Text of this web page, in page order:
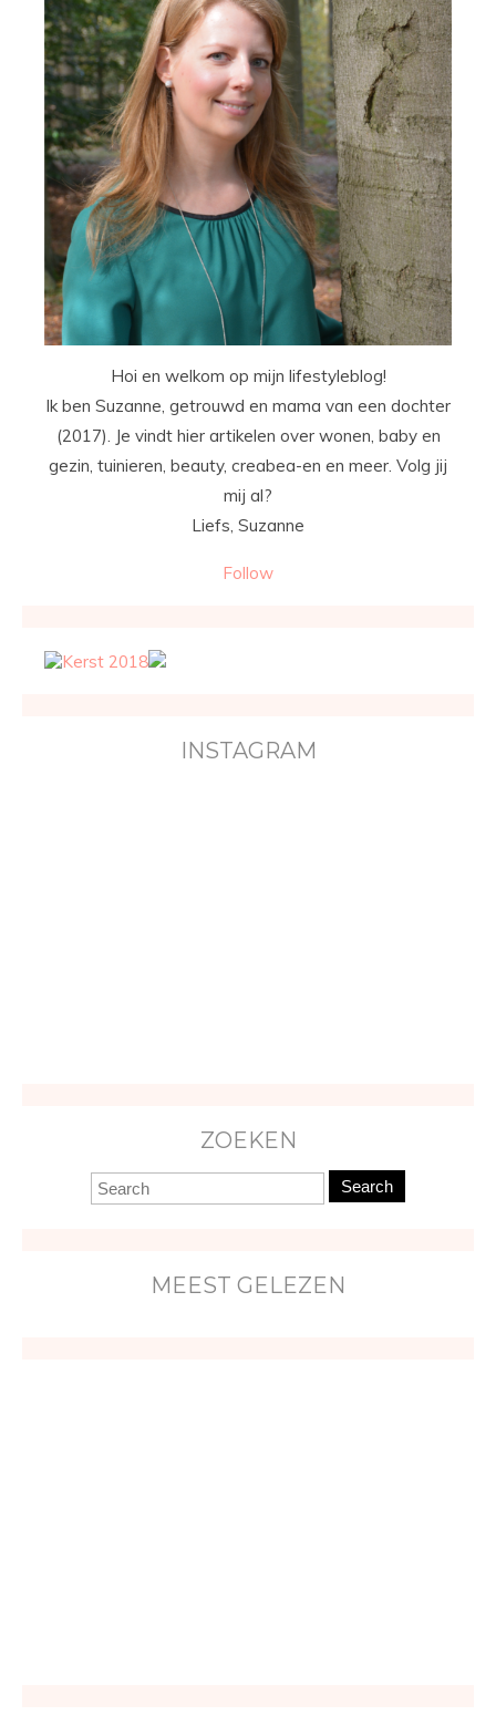
Hoi en welkom op mijn lifestyleblog!
Ik ben Suzanne, getrouwd en mama van een dochter
(2017). Je vindt hier artikelen over wonen, baby en
gezin, tuinieren, beauty, creabea-en en meer. Volg jij
mij al?
Liefs, Suzanne
Follow
INSTAGRAM
ZOEKEN
Search
MEEST GELEZEN